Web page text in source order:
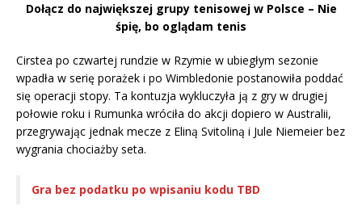
Dołącz do największej grupy tenisowej w Polsce – Nie
śpię, bo oglądam tenis
Cirstea po czwartej rundzie w Rzymie w ubiegłym sezonie
wpadła w serię porażek i po Wimbledonie postanowiła poddać
się operacji stopy. Ta kontuzja wykluczyła ją z gry w drugiej
połowie roku i Rumunka wróciła do akcji dopiero w Australii,
przegrywając jednak mecze z Eliną Svitoliną i Jule Niemeier bez
wygrania chociażby seta.
Gra bez podatku po wpisaniu kodu TBD